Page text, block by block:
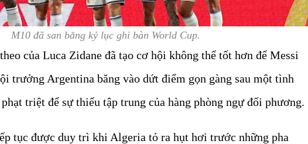
M10 đã san bằng kỷ lục ghi bàn World Cup.
của Luca Zidane đã tạo cơ hội không thể tốt hơn để Messi
trưởng Argentina băng vào dứt điểm gọn gàng sau một tình
triệt để sự thiếu tập trung của hàng phòng ngự đối phương.
tục được duy trì khi Algeria tỏ ra hụt hơi trước những pha